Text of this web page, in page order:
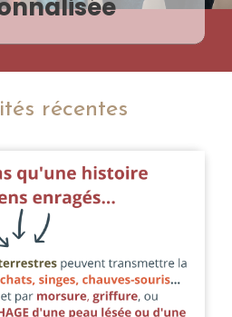
récentes